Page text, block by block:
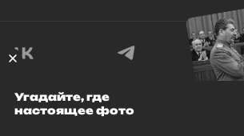
© 1999–2026 Все права защищены.
Угадайте, где
настоящее фото